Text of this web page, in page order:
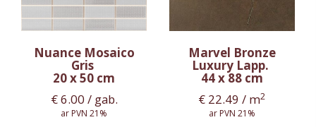
Nuance Mosaico
Gris
20 x 50 cm
€6.00 / gab.
ar PVN 21%
Marvel Bronze
Luxury Lapp.
44 x 88 cm
€ 22.49 / m2
ar PVN 21%